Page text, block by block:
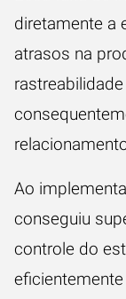
diretamente a
atrasos na
Ao
conseguiu
controle do